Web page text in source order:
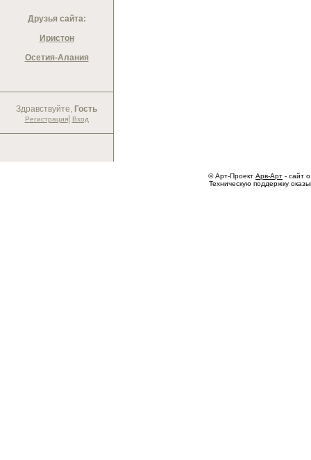
Друзья сайта:
Иристон
Осетия-Алания
Здравствуйте, Гость
Регистрация| Вход
© Арт-Проект Арв-Арт - сайт
Техническую поддержку